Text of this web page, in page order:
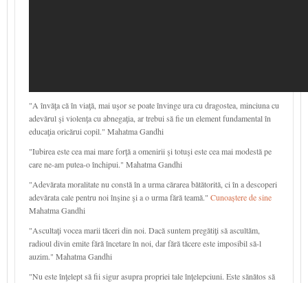
"A învăţa că în viaţă, mai uşor se poate învinge ura cu dragostea, minciuna cu
adevărul şi violenţa cu abnegaţia, ar trebui să fie un element fundamental în
educaţia oricărui copil." Mahatma Gandhi
"Iubirea este cea mai mare forţă a omenirii şi totuşi este cea mai modestă pe
care ne-am putea-o închipui." Mahatma Gandhi
"Adevărata moralitate nu constă în a urma cărarea bătătorită, ci în a descoperi
adevărata cale pentru noi înşine şi a o urma fără teamă." Cunoaștere de sine
Mahatma Gandhi
"Ascultaţi vocea marii tăceri din noi. Dacă suntem pregătiţi să ascultăm,
radioul divin emite fără încetare în noi, dar fără tăcere este imposibil să-l
auzim." Mahatma Gandhi
"Nu este înţelept să fii sigur asupra propriei tale înţelepciuni. Este sănătos să